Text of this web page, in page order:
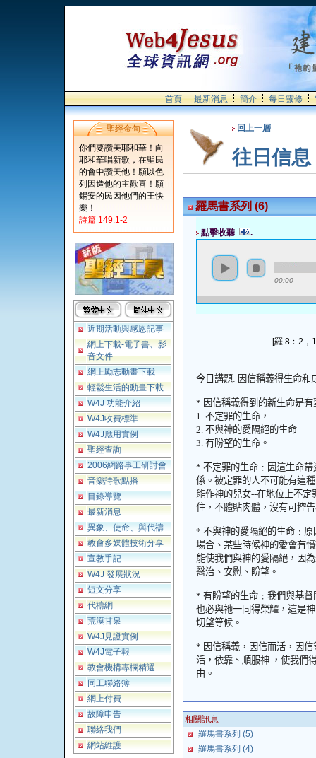
首頁 最新消息 簡介 每日靈修
聖經金句
你們要讚美耶和華！向
耶和華唱新歌，在聖民
的會中讚美他！願以色
列因造他的主歡喜！願
錫安的民因他們的王快
樂！
詩篇 149:1-2
近期活動與感恩記事
網上下載-電子書、影
音文件
網上勵志動畫下載
輕鬆生活的動畫下載
W4J 功能介紹
W4J收費標準
W4J應用實例
聖經查詢
2006網路事工研討會
音樂詩歌點播
目錄導覽
最新消息
異象、使命、與代禱
教會多媒體技術分享
宣教手記
W4J 發展狀況
短文分享
代禱網
荒漠甘泉
W4J見證實例
W4J電子報
教會機構專欄精選
同工聯絡簿
網上付費
故障申告
聯絡我們
網站維護
回上一層
往日信息
羅馬書系列 (6)
點擊收聽 .
00:00
[羅 8﹕2，
今日講題: 因信稱義得生命和
* 因信稱義得到的新生命是
1. 不定罪的生命，
2. 不與神的愛隔絕的生命
3. 有盼望的生命。
* 不定罪的生命﹕因這生命
係。被定罪的人不可能有這
能作神的兒女--在地位上不定
住，不體貼肉體，沒有可控
* 不與神的愛隔絕的生命﹕
場合、某些時候神的愛會有
能使我們與神的愛隔絕，因
醫治、安慰、盼望。
* 有盼望的生命﹕ 我們與基督
也必與祂一同得榮耀，這是
切望等候。
* 因信稱義，因信而活，因
活，依靠、順服神 ，使我們
由。
相關訊息
羅馬書系列 (5)
羅馬書系列 (4)